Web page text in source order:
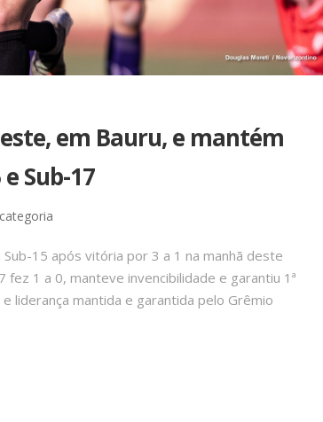
em Bauru, e mantém
Sub-17
15 após vitória por 3 a 1 na manhã deste
1 a 0, manteve invencibilidade e garantiu 1ª
liderança mantida e garantida pelo Grêmio